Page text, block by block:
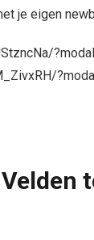
je eigen